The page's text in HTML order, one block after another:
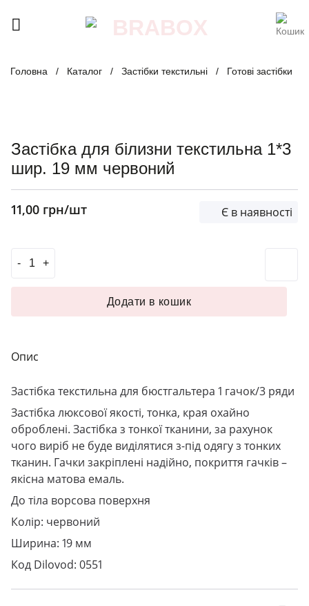
Головна / Каталог / Застібки текстильні / Готові застібки
Застібка для білизни текстильна 1*3
шир. 19 мм червоний
11,00 грн/шт Є в наявності
Опис
Застібка текстильна для бюстгальтера 1 гачок/3 ряди
Застібка люксової якості, тонка, края охайно
оброблені. Застібка з тонкої тканини, за рахунок
чого виріб не буде виділятися з-під одягу з тонких
тканин. Гачки закріплені надійно, покриття гачків –
якісна матова емаль.
До тіла ворсова поверхня
Колір: червоний
Ширина: 19 мм
Код Dilovod: 0551
Застібка для білизни текстильна 1*3 шир. 19 мм
Додати в кошик